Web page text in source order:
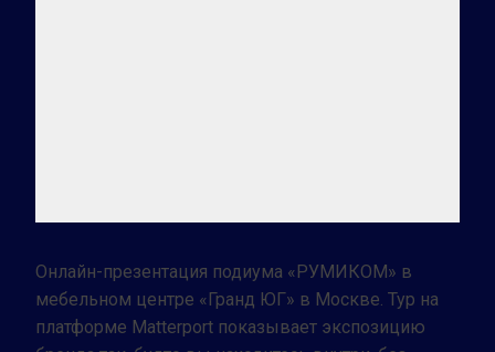
Онлайн-презентация подиума «РУМИКОМ» в
мебельном центре «Гранд ЮГ» в Москве. Тур на
платформе Matterport показывает экспозицию